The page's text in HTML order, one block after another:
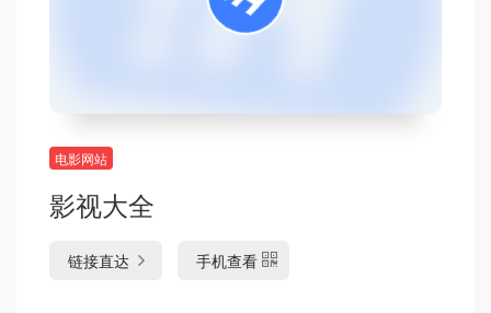
电影网站
影视大全
链接直达 手机查看